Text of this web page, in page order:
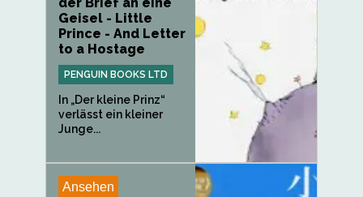
Geisel - Little
Prince - And Letter
to a Hostage
PENGUIN BOOKS LTD
In „Der kleine Prinz“
verlässt ein kleiner
Junge...
Ansehen